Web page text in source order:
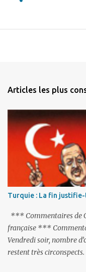
Articles les plus
Turquie : La fin justifie-
*** Commentaires de
française ***
Vendredi soir, nombre
restent très